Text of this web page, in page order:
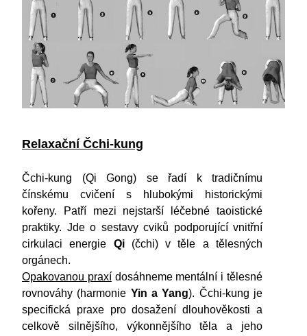
Relaxační Čchi-kung
Čchi-kung (Qi Gong) se řadí k tradičnímu
čínskému cvičení s hlubokými historickými
kořeny. Patří mezi nejstarší léčebné taoistické
praktiky. Jde o sestavy cviků podporující vnitřní
cirkulaci energie Qi(čchi) v těle a tělesných
orgánech.
Opakovanou praxídosáhneme mentální i tělesné
rovnováhy (harmonie Yin a Yang). Čchi-kung je
specifická praxe pro dosažení dlouhověkosti a
celkově silnějšího, výkonnějšího těla a jeho